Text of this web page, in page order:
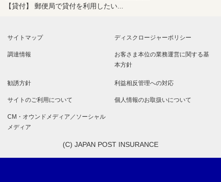
【貸付】 郵便局で貸付を利用したい...
サイトマップ ディスクロージャーポリシー
調達情報 お客さま本位の業務運営に関する基
本方針
勧誘方針 利益相反管理への対応
サイトのご利用について 個人情報のお取扱いについて
CM・オウンドメディア／ソーシャル
メディア
(C) JAPAN POST INSURANCE